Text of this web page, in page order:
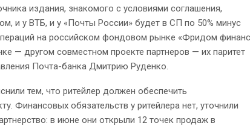
издания, знакомого с условиями соглашения,
и у ВТБ, и у «Почты России» будет в СП по 50% минус
на российском фондовом рынке «Фридом
— другом совместном проекте партнеров — их паритет
Почта-банка Дмитрию Руденко.
тем, что ритейлер должен обеспечить
Финансовых обязательств у ритейлера нет, уточнили
в июне они открыли 12 точек продаж в